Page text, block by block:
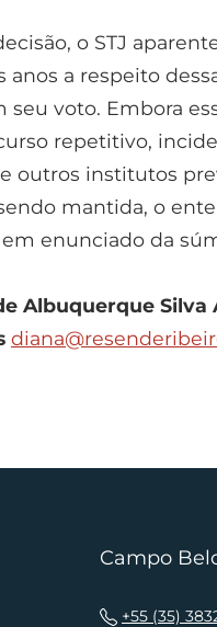
o STJ
anos a respeito
seu voto. Embora
repetitivo,
outros institutos
mantida, o
enunciado da
Albuquerque Silva
Campo
+55 (35)